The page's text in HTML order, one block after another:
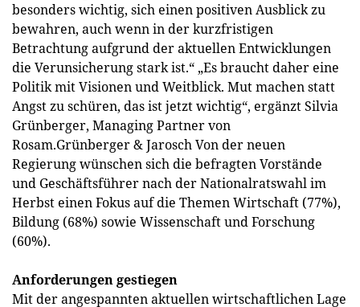
besonders wichtig, sich einen positiven Ausblick zu
bewahren, auch wenn in der kurzfristigen
Betrachtung aufgrund der aktuellen Entwicklungen
die Verunsicherung stark ist.“ „Es braucht daher eine
Politik mit Visionen und Weitblick. Mut machen statt
Angst zu schüren, das ist jetzt wichtig“, ergänzt Silvia
Grünberger, Managing Partner von
Rosam.Grünberger & Jarosch Von der neuen
Regierung wünschen sich die befragten Vorstände
und Geschäftsführer nach der Nationalratswahl im
Herbst einen Fokus auf die Themen Wirtschaft (77%),
Bildung (68%) sowie Wissenschaft und Forschung
(60%).
Anforderungen gestiegen
Mit der angespannten aktuellen wirtschaftlichen Lage